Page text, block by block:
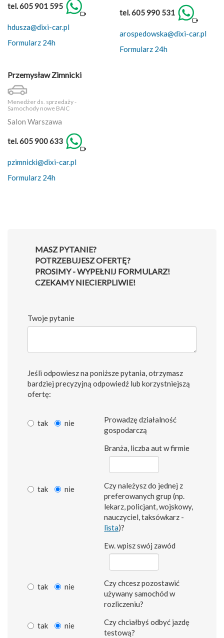
tel. 605 901 595
hdusza@dixi-car.pl
Formularz 24h
tel. 605 990 531
arospedowska@dixi-car.pl
Formularz 24h
Przemysław Zimnicki
Menedżer ds. sprzedaży -
Samochody nowe BAIC
Salon Warszawa
tel. 605 900 633
pzimnicki@dixi-car.pl
Formularz 24h
MASZ PYTANIE?
POTRZEBUJESZ OFERTĘ?
PROSIMY - WYPEŁNIJ FORMULARZ!
CZEKAMY NIECIERPLIWIE!
Twoje pytanie
Jeśli odpowiesz na poniższe pytania, otrzymasz
bardziej precyzyjną odpowiedź lub korzystniejszą
ofertę:
tak nie
Prowadzę działalność
gospodarczą
Branża, liczba aut w firmie
tak nie
Czy należysz do jednej z
preferowanych grup (np.
lekarz, policjant, wojskowy,
nauczyciel, taksówkarz -
lista)?
Ew. wpisz swój zawód
tak nie
Czy chcesz pozostawić
używany samochód w
rozliczeniu?
tak nie
Czy chciałbyś odbyć jazdę
testową?